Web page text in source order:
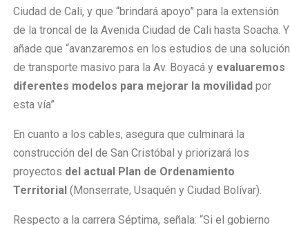
Ciudad de Cali, y que “brindará apoyo” para la extensión
de la troncal de la Avenida Ciudad de Cali hasta Soacha. Y
añade que “avanzaremos en los estudios de una solución
de transporte masivo para la Av. Boyacá yevaluaremos
diferentes modelos para mejorar la movilidadpor
esta vía”
En cuanto a los cables, asegura que culminará la
construcción del de San Cristóbal y priorizará los
proyectos del actual Plan de Ordenamiento
Territorial(Monserrate, Usaquén y Ciudad Bolívar).
Respecto a la carrera Séptima, señala: “Si el gobierno